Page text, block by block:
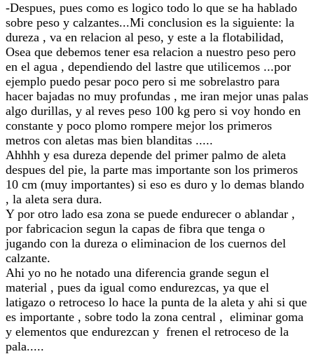
-Despues, pues como es logico todo lo que se ha hablado
sobre peso y calzantes...Mi conclusion es la siguiente: la
dureza , va en relacion al peso, y este a la flotabilidad,
Osea que debemos tener esa relacion a nuestro peso pero
en el agua , dependiendo del lastre que utilicemos ...por
ejemplo puedo pesar poco pero si me sobrelastro para
hacer bajadas no muy profundas , me iran mejor unas palas
algo durillas, y al reves peso 100 kg pero si voy hondo en
constante y poco plomo rompere mejor los primeros
metros con aletas mas bien blanditas .....
Ahhhh y esa dureza depende del primer palmo de aleta
despues del pie, la parte mas importante son los primeros
10 cm (muy importantes) si eso es duro y lo demas blando
, la aleta sera dura.
Y por otro lado esa zona se puede endurecer o ablandar ,
por fabricacion segun la capas de fibra que tenga o
jugando con la dureza o eliminacion de los cuernos del
calzante.
Ahi yo no he notado una diferencia grande segun el
material , pues da igual como endurezcas, ya que el
latigazo o retroceso lo hace la punta de la aleta y ahi si que
es importante , sobre todo la zona central , eliminar goma
y elementos que endurezcan y frenen el retroceso de la
pala.....